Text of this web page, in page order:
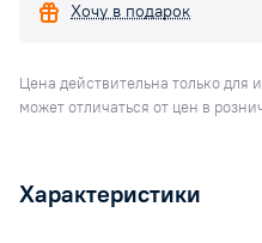
Хочу в подарок
Цена действительна только для
может отличаться от цен в
Характеристики